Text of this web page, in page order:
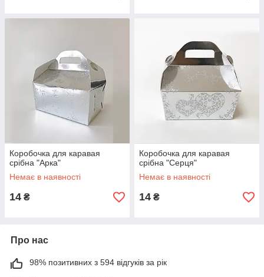
Коробочка для каравая
срібна "Арка"
Немає в наявності
14 ₴
Коробочка для каравая
срібна "Серця"
Немає в наявності
14 ₴
Про нас
98% позитивних з 594 відгуків за рік